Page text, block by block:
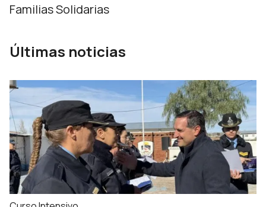
Familias Solidarias
Últimas noticias